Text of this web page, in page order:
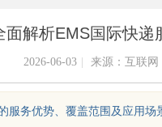
面解析EMS国际快递
2026-06-03 来源：互联网
服务优势、覆盖范围及应用